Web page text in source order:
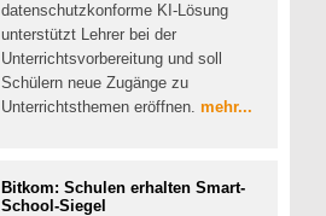
datenschutzkonforme KI-Lösung
unterstützt Lehrer bei der
Unterrichtsvorbereitung und soll
Schülern neue Zugänge zu
Unterrichtsthemen eröffnen. mehr...
Bitkom: Schulen erhalten Smart-
School-Siegel